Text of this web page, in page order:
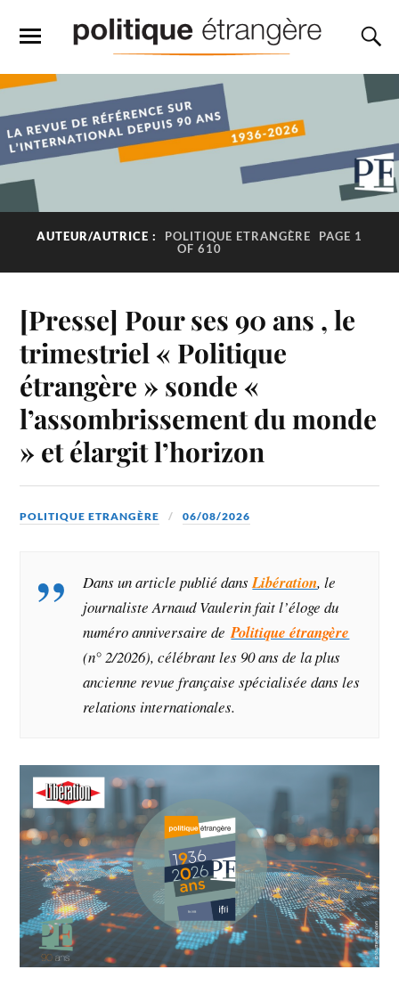
AUTEUR/AUTRICE : POLITIQUE ETRANGÈRE
PAGE 1
OF 610
[Presse] Pour ses 90 ans , le
trimestriel « Politique
étrangère » sonde «
l’assombrissement du monde
» et élargit l’horizon
POLITIQUE ETRANGÈRE 06/08/2026
Dans un article publié dansLibération, le
journaliste Arnaud Vaulerin fait l’éloge du
numéro anniversaire dePolitique étrangère
(n° 2/2026), célébrant les 90 ans de la plus
ancienne revue française spécialisée dans les
relations internationales.